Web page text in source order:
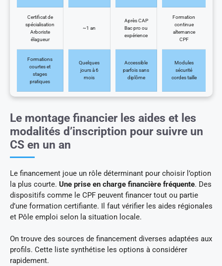
Certificat de
spécialisation
Arboriste
élagueur
~1 an
Après CAP
Bac pro ou
expérience
Formation
continue
alternance
CPF
Formations
courtes et
stages
pratiques
Quelques
jours à 6
mois
Accessible
parfois sans
diplôme
Modules
sécurité
cordes taille
Le montage financier les aides et les
modalités d’inscription pour suivre un
CS en un an
Le financement joue un rôle déterminant pour choisir l’option
la plus courte. Une prise en charge financière fréquente. Des
dispositifs comme le CPF peuvent financer tout ou partie
d’une formation certifiante. Il faut vérifier les aides régionales
et Pôle emploi selon la situation locale.
On trouve des sources de financement diverses adaptées aux
profils. Cette liste synthétise les options à considérer
rapidement.